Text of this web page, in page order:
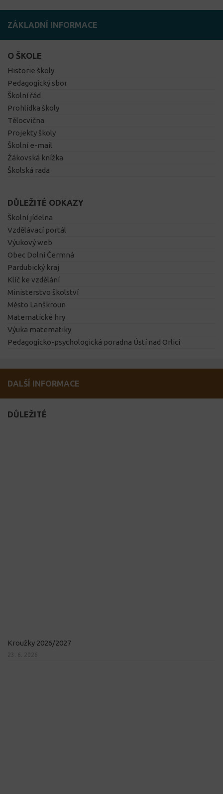
ZÁKLADNÍ INFORMACE
O ŠKOLE
Historie školy
Pedagogický sbor
Školní řád
Prohlídka školy
Tělocvična
Projekty školy
Školní e-mail
Žákovská knížka
Školská rada
DŮLEŽITÉ ODKAZY
Školní jídelna
Vzdělávací portál
Výukový web
Obec Dolní Čermná
Pardubický kraj
Klíč ke vzdělání
Ministerstvo školství
Město Lanškroun
Matematické hry
Výuka matematiky
Pedagogicko-psychologická poradna Ústí nad Orlicí
DALŠÍ INFORMACE
DŮLEŽITÉ
Kroužky 2026/2027
23. 6. 2026